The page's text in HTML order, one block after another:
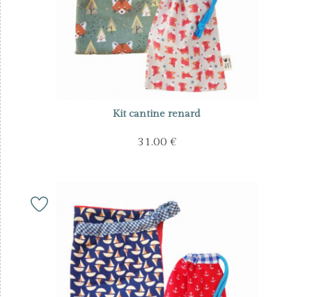
Kit cantine renard
31.00 €